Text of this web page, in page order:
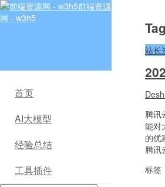
前端资源
网 - w3h5
首页
AI大模型
经验总结
工具插件
站长
腾讯
能对
的优
腾讯
标签